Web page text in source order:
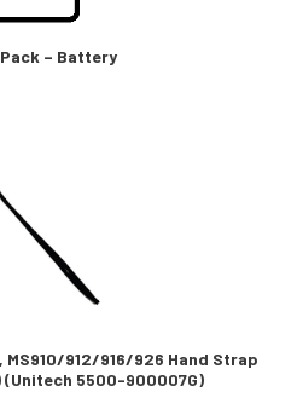
– Battery
912/916/926 Hand Strap
5500-900007G)